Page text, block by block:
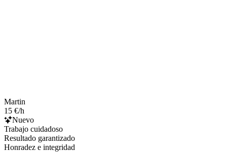
Martin
15 €/h
Nuevo
Trabajo cuidadoso
Resultado garantizado
Honradez e integridad